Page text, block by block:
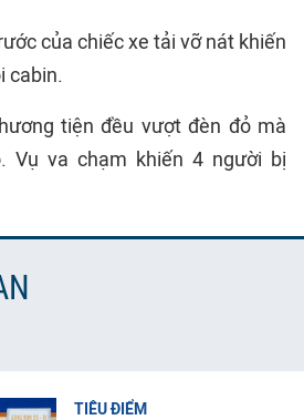
của chiếc xe tải vỡ nát khiến
cabin.
tiện đều vượt đèn đỏ mà
Vụ va chạm khiến 4 người bị
TIÊU ĐIỂM